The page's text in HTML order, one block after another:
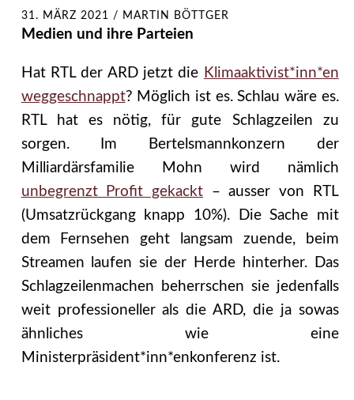
31. MÄRZ 2021 / MARTIN BÖTTGER
Medien und ihre Parteien
Hat RTL der ARD jetzt die Klimaaktivist*inn*en
weggeschnappt? Möglich ist es. Schlau wäre es.
RTL hat es nötig, für gute Schlagzeilen zu
sorgen. Im Bertelsmannkonzern der
Milliardärsfamilie Mohn wird nämlich
unbegrenzt Profit gekackt – ausser von RTL
(Umsatzrückgang knapp 10%). Die Sache mit
dem Fernsehen geht langsam zuende, beim
Streamen laufen sie der Herde hinterher. Das
Schlagzeilenmachen beherrschen sie jedenfalls
weit professioneller als die ARD, die ja sowas
ähnliches wie eine
Ministerpräsident*inn*enkonferenz ist.